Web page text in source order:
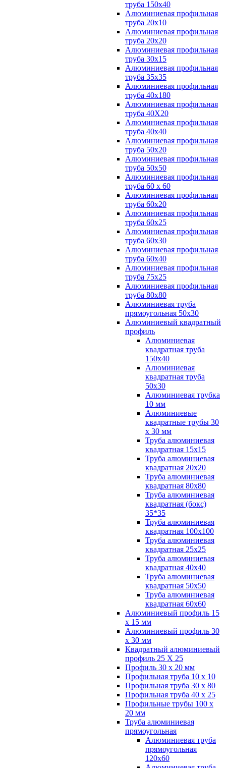
труба 150х40
Алюминиевая профильная
труба 20х10
Алюминиевая профильная
труба 20х20
Алюминиевая профильная
труба 30х15
Алюминиевая профильная
труба 35х35
Алюминиевая профильная
труба 40х180
Алюминиевая профильная
труба 40Х20
Алюминиевая профильная
труба 40х40
Алюминиевая профильная
труба 50х20
Алюминиевая профильная
труба 50х50
Алюминиевая профильная
труба 60 х 60
Алюминиевая профильная
труба 60х20
Алюминиевая профильная
труба 60х25
Алюминиевая профильная
труба 60х30
Алюминиевая профильная
труба 60х40
Алюминиевая профильная
труба 75х25
Алюминиевая профильная
труба 80х80
Алюминиевая труба
прямоугольная 50х30
Алюминиевый квадратный
профиль
Алюминиевая
квадратная труба
150х40
Алюминиевая
квадратная труба
50х30
Алюминиевая трубка
10 мм
Алюминиевые
квадратные трубы 30
х 30 мм
Труба алюминиевая
квадратная 15х15
Труба алюминиевая
квадратная 20х20
Труба алюминиевая
квадратная 80х80
Труба алюминиевая
квадратная (бокс)
35*35
Труба алюминиевая
квадратная 100х100
Труба алюминиевая
квадратная 25х25
Труба алюминиевая
квадратная 40х40
Труба алюминиевая
квадратная 50х50
Труба алюминиевая
квадратная 60х60
Алюминиевый профиль 15
х 15 мм
Алюминиевый профиль 30
х 30 мм
Квадратный алюминиевый
профиль 25 Х 25
Профиль 30 х 20 мм
Профильная труба 10 х 10
Профильная труба 30 х 80
Профильная труба 40 х 25
Профильные трубы 100 х
20 мм
Труба алюминиевая
прямоугольная
Алюминиевая труба
прямоугольная
120х60